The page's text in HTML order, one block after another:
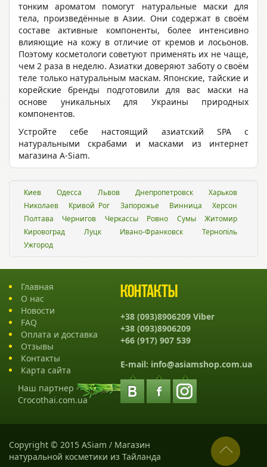
тонким ароматом помогут натуральные маски для
тела, произведённые в Азии. Они содержат в своём
составе активные компоненты, более интенсивно
влияющие на кожу в отличие от кремов и лосьонов.
Поэтому косметологи советуют применять их не чаще,
чем 2 раза в неделю. Азиатки доверяют заботу о своём
теле только натуральным маскам. Японские, тайские и
корейские бренды подготовили для вас маски на
основе уникальных для Украины природных
компонентов.
Устройте себе настоящий азиатский SPA с
натуральными скрабами и масками из интернет
магазина A-Siam.
Киев Одесса Львов Днепропетровск
Харьков
Николаев
Кривой Рог Запорожье Винница
Херсон
Полтава
Чернигов Черкассы Ровно Сумы
Житомир
Кировоград
Луцк Ивано-Франковск
Тернопіль
Ужгород
Главная
О нас
Новости
FAQ
Оплата и доставка
Отзывы
Контакты
Карта сайта
Наш партнер -
Crocothai.com.ua
Контакты
+38 (093)8906209 Viber
+38 (093)8906209
+66 (917) 907 539
E-mail: info@asiamshop.com.ua
Copyright © 2015 ASiam / Магазин
натуральной косметики из Тайланда